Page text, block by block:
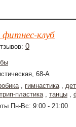
клуб
0
68-А
, гимнастика,
пластика, танцы ,
Пн-Вс: 9:00 - 21:00